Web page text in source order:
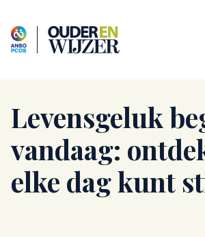
Levensgeluk
vandaag:
elke dag kunt